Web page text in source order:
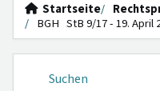
Startseite
BGH StB 9/17 - 19. April
Suchen